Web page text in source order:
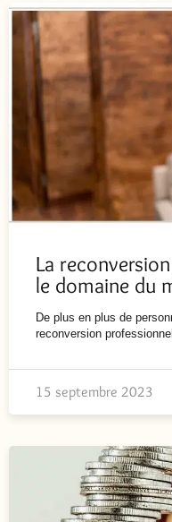
La
le domaine du
De plus en plus de
reconversion
15 septembre 2023